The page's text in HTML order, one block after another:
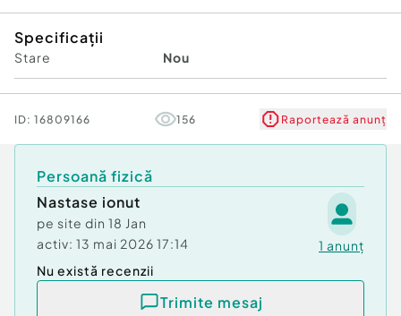
Specificații
Stare Nou
ID: 16809166 156 Raportează anunț
Persoană fizică
Nastase ionut
pe site din 18 Jan
activ: 13 mai 2026 17:14 1 anunț
Nu există recenzii
Trimite mesaj